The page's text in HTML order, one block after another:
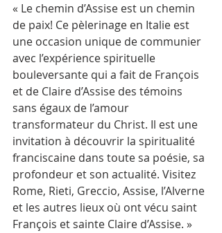
« Le chemin d’Assise est un chemin
de paix! Ce pèlerinage en Italie est
une occasion unique de communier
avec l’expérience spirituelle
bouleversante qui a fait de François
et de Claire d’Assise des témoins
sans égaux de l’amour
transformateur du Christ. Il est une
invitation à découvrir la spiritualité
franciscaine dans toute sa poésie, sa
profondeur et son actualité. Visitez
Rome, Rieti, Greccio, Assise, l’Alverne
et les autres lieux où ont vécu saint
François et sainte Claire d’Assise. »